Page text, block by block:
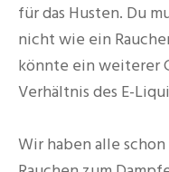
für das Husten. Du
nicht wie ein
könnte ein weiterer
Verhältnis des E-
Wir haben alle